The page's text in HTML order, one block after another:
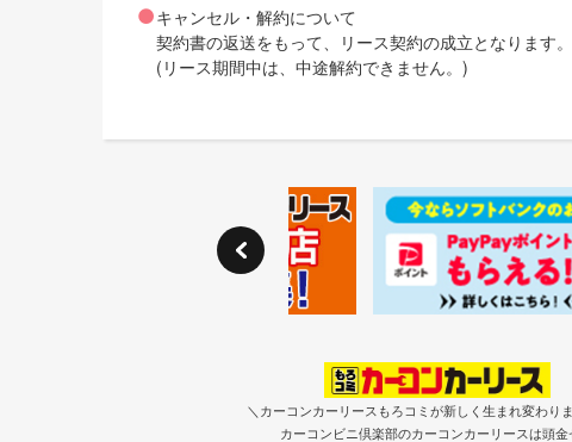
キャンセル・解約について
契約書の返送をもって、リース契約の成立となります
(リース期間中は、中途解約できません。)
＼カーコンカーリースもろコミが新しく生まれ変わり
カーコンビニ倶楽部のカーコンカーリースは頭金